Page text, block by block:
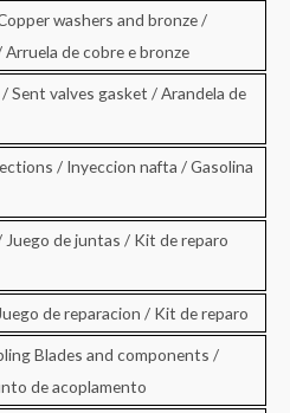
washers and bronze /
de cobre e bronze
Sent valves gasket / Arandela de
/ Inyeccion nafta / Gasolina
de juntas / Kit de reparo
de reparacion / Kit de reparo
Blades and components /
de acoplamento